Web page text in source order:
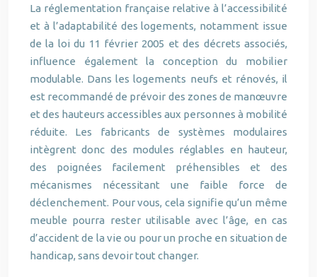
La réglementation française relative à l’accessibilité
et à l’adaptabilité des logements, notamment issue
de la loi du 11 février 2005 et des décrets associés,
influence également la conception du mobilier
modulable. Dans les logements neufs et rénovés, il
est recommandé de prévoir des zones de manœuvre
et des hauteurs accessibles aux personnes à mobilité
réduite. Les fabricants de systèmes modulaires
intègrent donc des modules réglables en hauteur,
des poignées facilement préhensibles et des
mécanismes nécessitant une faible force de
déclenchement. Pour vous, cela signifie qu’un même
meuble pourra rester utilisable avec l’âge, en cas
d’accident de la vie ou pour un proche en situation de
handicap, sans devoir tout changer.